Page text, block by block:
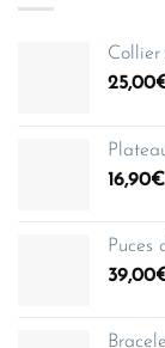
Collier
25,00
16,90€
39,00